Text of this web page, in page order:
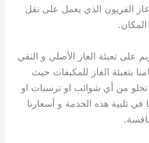
الفريون الذي يعمل على نقل
على تعبئة الغاز الأصلي و النقي
بتعبئة الغاز للمكيفات حيث
تخلو من أي شوائب او ترسبات او
في تلبية هذه الخدمة و أسعارنا